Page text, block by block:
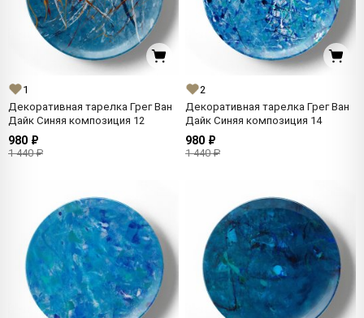
1
Декоративная тарелка Грег Ван
Дайк Синяя композиция 12
980 ₽
1 440 ₽
2
Декоративная тарелка Грег Ван
Дайк Синяя композиция 14
980 ₽
1 440 ₽